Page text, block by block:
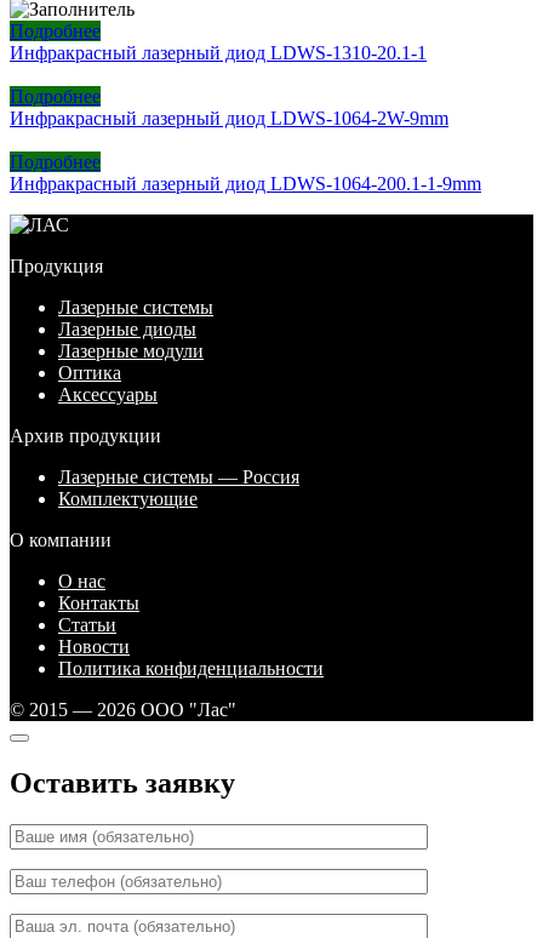
Подробнее
Инфракрасный лазерный диод LDWS-1310-20.1-1
Подробнее
Инфракрасный лазерный диод LDWS-1064-2W-9mm
Подробнее
Инфракрасный лазерный диод LDWS-1064-200.1-1-9mm
Продукция
Лазерные системы
Лазерные диоды
Лазерные модули
Оптика
Аксессуары
Архив продукции
Лазерные системы — Россия
Комплектующие
О компании
О нас
Контакты
Статьи
Новости
Политика конфиденциальности
© 2015 — 2026 ООО "Лас"
Оставить заявку